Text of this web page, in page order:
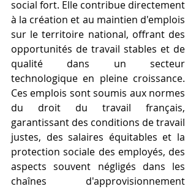
social fort. Elle contribue directement
à la création et au maintien d'emplois
sur le territoire national, offrant des
opportunités de travail stables et de
qualité dans un secteur
technologique en pleine croissance.
Ces emplois sont soumis aux normes
du droit du travail français,
garantissant des conditions de travail
justes, des salaires équitables et la
protection sociale des employés, des
aspects souvent négligés dans les
chaînes d'approvisionnement